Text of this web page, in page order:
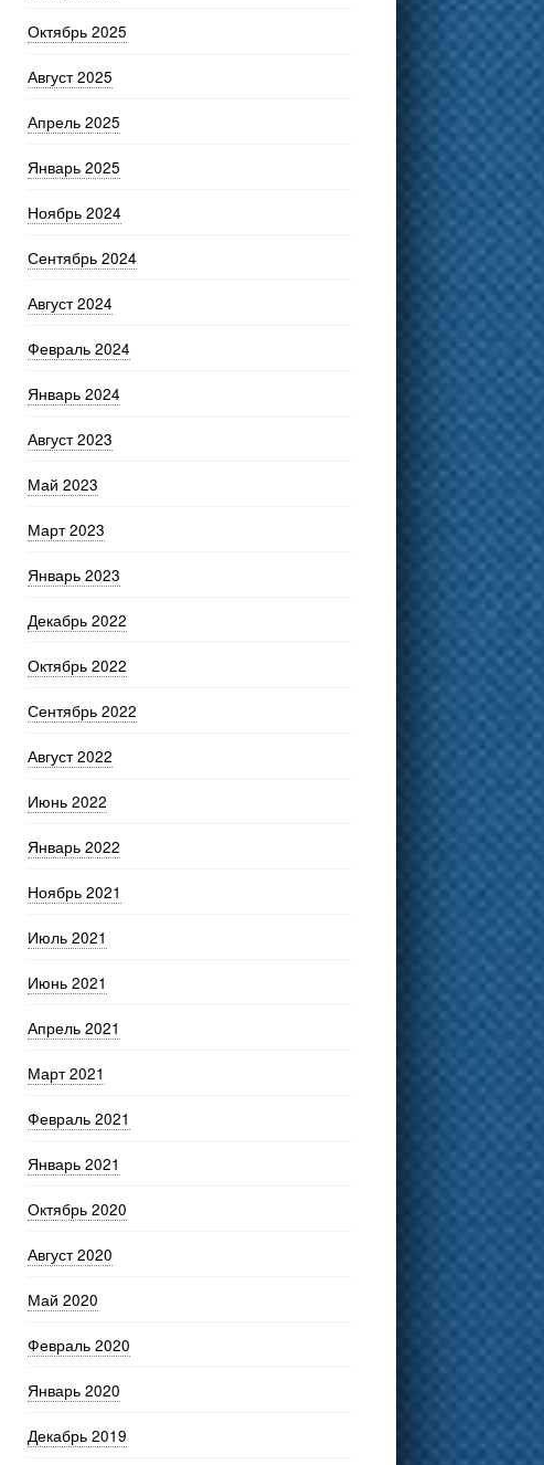
Октябрь 2025
Август 2025
Апрель 2025
Январь 2025
Ноябрь 2024
Сентябрь 2024
Август 2024
Февраль 2024
Январь 2024
Август 2023
Май 2023
Март 2023
Январь 2023
Декабрь 2022
Октябрь 2022
Сентябрь 2022
Август 2022
Июнь 2022
Январь 2022
Ноябрь 2021
Июль 2021
Июнь 2021
Апрель 2021
Март 2021
Февраль 2021
Январь 2021
Октябрь 2020
Август 2020
Май 2020
Февраль 2020
Январь 2020
Декабрь 2019